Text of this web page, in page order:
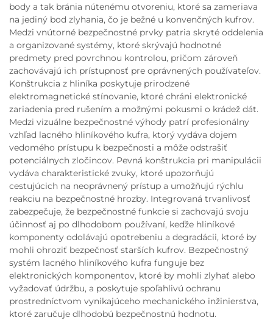
body a tak bránia nútenému otvoreniu, ktoré sa zameriava
na jediný bod zlyhania, čo je bežné u konvenčných kufrov.
Medzi vnútorné bezpečnostné prvky patria skryté oddelenia
a organizované systémy, ktoré skrývajú hodnotné
predmety pred povrchnou kontrolou, pričom zároveň
zachovávajú ich prístupnosť pre oprávnených používateľov.
Konštrukcia z hliníka poskytuje prirodzené
elektromagnetické stínovanie, ktoré chráni elektronické
zariadenia pred rušením a možnými pokusmi o krádež dát.
Medzi vizuálne bezpečnostné výhody patrí profesionálny
vzhľad lacného hliníkového kufra, ktorý vydáva dojem
vedomého prístupu k bezpečnosti a môže odstrašiť
potenciálnych zločincov. Pevná konštrukcia pri manipulácii
vydáva charakteristické zvuky, ktoré upozorňujú
cestujúcich na neoprávnený prístup a umožňujú rýchlu
reakciu na bezpečnostné hrozby. Integrovaná trvanlivosť
zabezpečuje, že bezpečnostné funkcie si zachovajú svoju
účinnosť aj po dlhodobom používaní, keďže hliníkové
komponenty odolávajú opotrebeniu a degradácii, ktoré by
mohli ohroziť bezpečnosť starších kufrov. Bezpečnostný
systém lacného hliníkového kufra funguje bez
elektronických komponentov, ktoré by mohli zlyhať alebo
vyžadovať údržbu, a poskytuje spoľahlivú ochranu
prostredníctvom vynikajúceho mechanického inžinierstva,
ktoré zaručuje dlhodobú bezpečnostnú hodnotu.